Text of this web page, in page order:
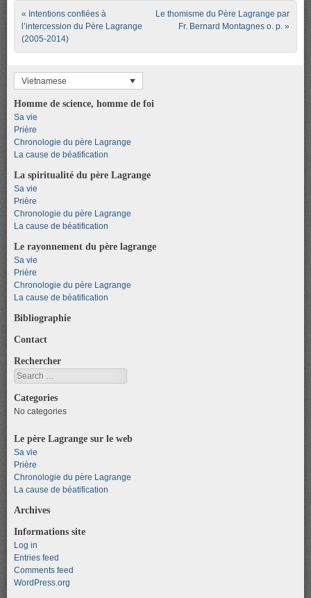
Post navigation
« Intentions confiées à
l’intercession du Père Lagrange
(2005-2014)
Le thomisme du Père Lagrange par
Fr. Bernard Montagnes o. p. »
Vietnamese
Homme de science, homme de foi
Sa vie
Prière
Chronologie du père Lagrange
La cause de béatification
La spiritualité du père Lagrange
Sa vie
Prière
Chronologie du père Lagrange
La cause de béatification
Le rayonnement du père lagrange
Sa vie
Prière
Chronologie du père Lagrange
La cause de béatification
Bibliographie
Contact
Rechercher
Search
Categories
No categories
Le père Lagrange sur le web
Sa vie
Prière
Chronologie du père Lagrange
La cause de béatification
Archives
Informations site
Log in
Entries feed
Comments feed
WordPress.org